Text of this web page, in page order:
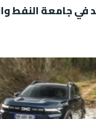
في جامعة النفط